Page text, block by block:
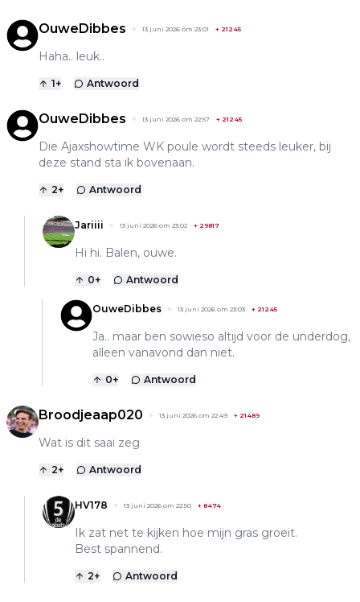
OuweDibbes 13 juni 2026 om 23:01 + 21245
Haha.. leuk..
1+ Antwoord
OuweDibbes 13 juni 2026 om 22:57 + 21245
Die Ajaxshowtime WK poule wordt steeds leuker, bij
deze stand sta ik bovenaan.
2+ Antwoord
Jariiii 13 juni 2026 om 23:02 + 29817
Hi hi. Balen, ouwe.
0+ Antwoord
OuweDibbes 13 juni 2026 om 23:03 + 21245
Ja.. maar ben sowieso altijd voor de underdog,
alleen vanavond dan niet.
0+ Antwoord
Broodjeaap020 13 juni 2026 om 22:49 + 21489
Wat is dit saai zeg
2+ Antwoord
HV178 13 juni 2026 om 22:50 + 8474
Ik zat net te kijken hoe mijn gras groeit.
Best spannend.
2+ Antwoord